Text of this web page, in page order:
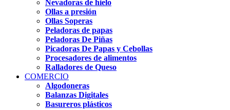
Nevadoras de hielo
Ollas a presión
Ollas Soperas
Peladoras de papas
Peladoras De Piñas
Picadoras De Papas y Cebollas
Procesadores de alimentos
Ralladores de Queso
COMERCIO
Algodoneras
Balanzas Digitales
Basureros plásticos